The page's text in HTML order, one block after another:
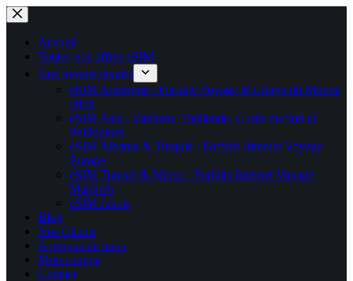
Passer
au
contenuAccueil
Toutes nos offres eSIM
Nos forfaits favoris
eSIM Amérique : Forfaits Voyage & Coupe du Monde
2026
eSIM Asie : Vietnam, Thaïlande, Corée du Sud et
Philippines
eSIM Albanie & Turquie : Forfaits Internet Voyage
Europe
eSIM Tunisie & Maroc : Forfaits Internet Voyage
Maghreb
eSIM Japon
Blog
Nos Clients
A propos de nous
Mon compte
Contact